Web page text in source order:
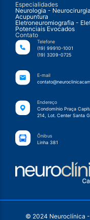
Especialidades
Neurologia -
Acupuntura
Eletroneuromiografia -
Potenciais Evocados
Contato
Telefone
(19) 99910-1001
(19) 3209-0725
E-mail
Endereço
Condomínio Praça
214, Lot. Center Santa
Ônibus
Linha 381
© 2024 Neuroclínica -